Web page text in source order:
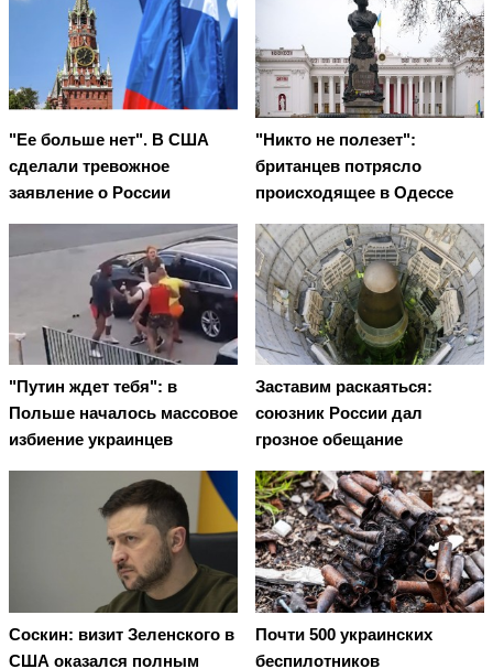
"Ее больше нет". В США
сделали тревожное
заявление о России
"Никто не полезет":
британцев потрясло
происходящее в Одессе
"Путин ждет тебя": в
Польше началось массовое
избиение украинцев
Заставим раскаяться:
союзник России дал
грозное обещание
Соскин: визит Зеленского в
США оказался полным
Почти 500 украинских
беспилотников